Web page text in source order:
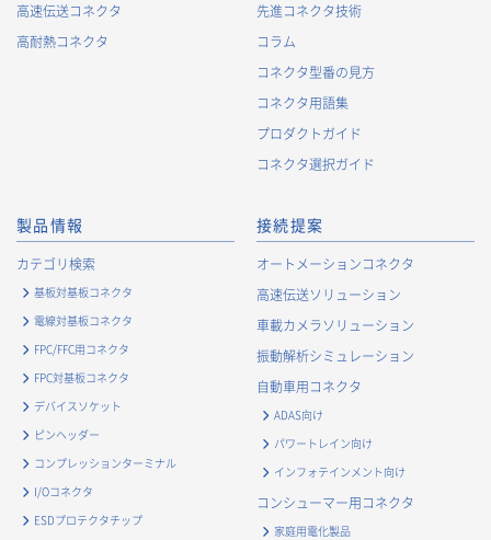
高速伝送コネクタ
高耐熱コネクタ
先進コネクタ技術
コラム
コネクタ型番の見方
コネクタ用語集
プロダクトガイド
コネクタ選択ガイド
製品情報
カテゴリ検索
基板対基板コネクタ
電線対基板コネクタ
FPC/FFC用コネクタ
FPC対基板コネクタ
デバイスソケット
ピンヘッダー
コンプレッションターミナル
I/Oコネクタ
ESDプロテクタチップ
接続提案
オートメーションコネクタ
高速伝送ソリューション
車載カメラソリューション
振動解析シミュレーション
自動車用コネクタ
ADAS向け
パワートレイン向け
インフォテインメント向け
コンシューマー用コネクタ
家庭用電化製品